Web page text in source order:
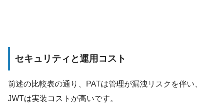
セキュリティと運用コスト
前述の比較表の通り、PATは管理が漏洩リスクを伴い、
JWTは実装コストが高いです。